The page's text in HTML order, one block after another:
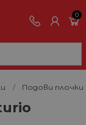
0
Подови плочки